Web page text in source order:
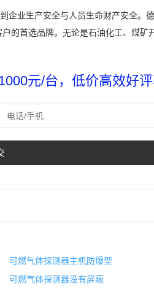
企业生产安全与人员生命财产安全。
的首选品牌。无论是石油化工、煤矿
元/台，低价高效好
可燃气体探测器主机防爆型
可燃气体探测器没有屏蔽